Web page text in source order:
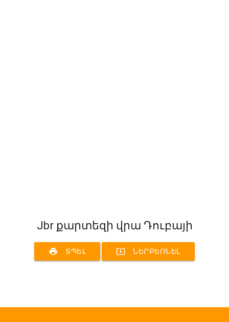
Jbr քարտեզի վրա Դուբայի
print ՏՊԵԼ system_update_alt ՆԵՐԲԵՌՆԵԼ